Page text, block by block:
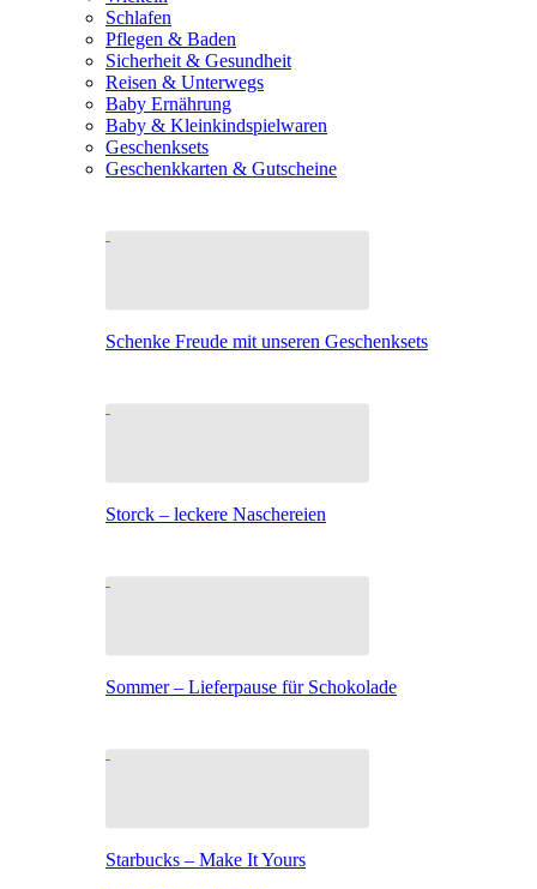
Schlafen
Pflegen & Baden
Sicherheit & Gesundheit
Reisen & Unterwegs
Baby Ernährung
Baby & Kleinkindspielwaren
Geschenksets
Geschenkkarten & Gutscheine
Schenke Freude mit unseren Geschenksets
Storck – leckere Naschereien
Sommer – Lieferpause für Schokolade
Starbucks – Make It Yours